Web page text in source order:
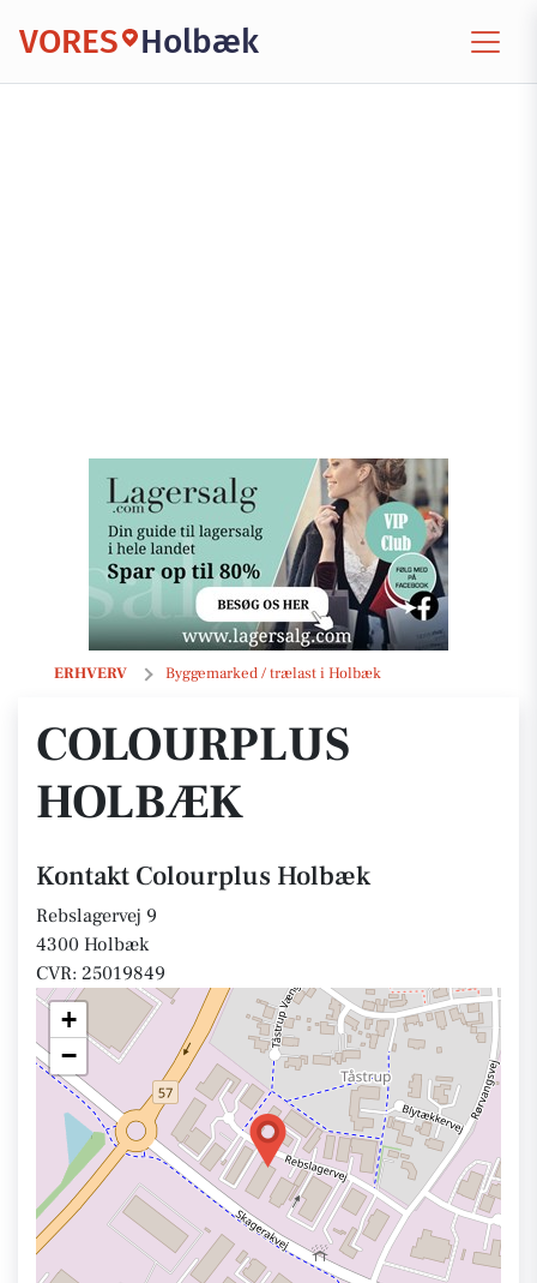
VORES Holbæk
ERHVERV Byggemarked / trælast i Holbæk
Colourplus Holbæk
COLOURPLUS
HOLBÆK
Kontakt Colourplus Holbæk
Rebslagervej 9
4300 Holbæk
CVR: 25019849
+
−